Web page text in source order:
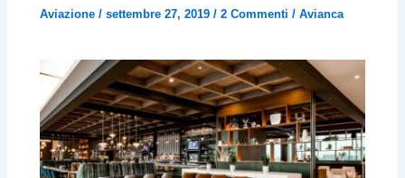
Aviazione /settembre 27, 2019/2 Commenti /Avianca